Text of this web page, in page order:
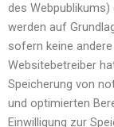
des
werden auf
sofern keine
Websitebetreiber
Speicherung von
und optimierten
Einwilligung zur